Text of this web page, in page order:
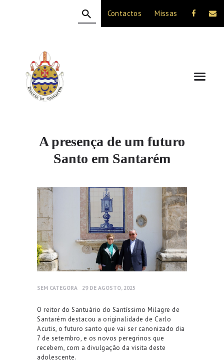
Contactos Missas
A presença de um futuro
Santo em Santarém
A DIOCESE
CELEBRAÇÃO
VIDA CRISTÃ
NOTÍCIAS
SEM CATEGORA 29 DE AGOSTO, 2025
O reitor do Santuário do Santíssimo Milagre de
Santarém destacou a originalidade de Carlo
Acutis, o futuro santo que vai ser canonizado dia
7 de setembro, e os novos peregrinos que
recebem, com a divulgação da visita deste
adolescente.